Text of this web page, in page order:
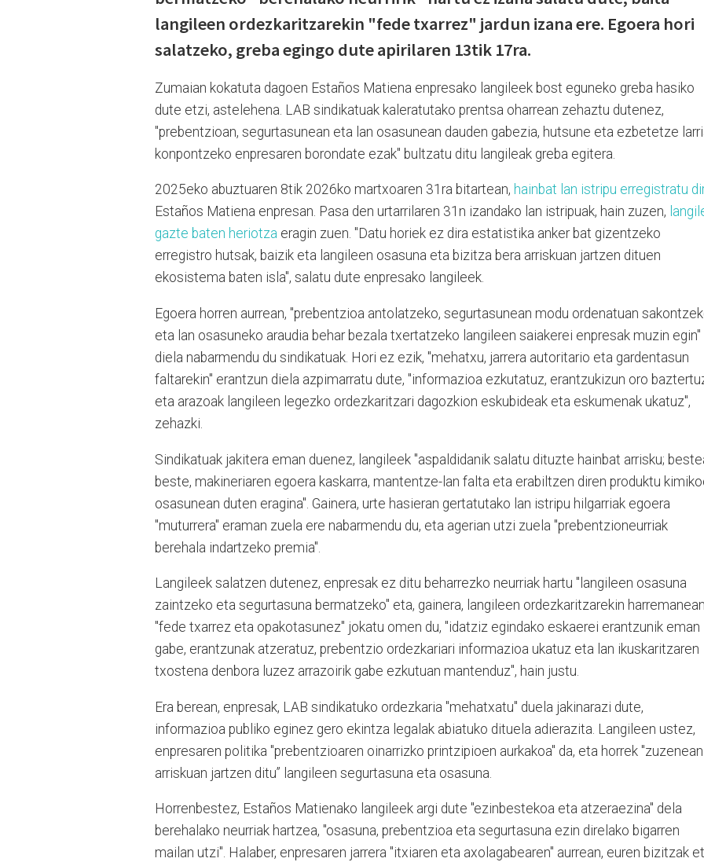
langileen ordezkaritzarekin "fede txarrez" jardun izana ere. Egoera hori
salatzeko, greba egingo dute apirilaren 13tik 17ra.
Zumaian kokatuta dagoen Estaños Matiena enpresako langileek bost eguneko greba hasiko
dute etzi, astelehena. LAB sindikatuak kaleratutako prentsa oharrean zehaztu dutenez,
"prebentzioan, segurtasunean eta lan osasunean dauden gabezia, hutsune eta ezbetetze
konpontzeko enpresaren borondate ezak" bultzatu ditu langileak greba egitera.
2025eko abuztuaren 8tik 2026ko martxoaren 31ra bitartean, hainbat lan istripu erregistratu
Estaños Matiena enpresan. Pasa den urtarrilaren 31n izandako lan istripuak, hain zuzen,
gazte baten heriotza eragin zuen. "Datu horiek ez dira estatistika anker bat gizentzeko
erregistro hutsak, baizik eta langileen osasuna eta bizitza bera arriskuan jartzen dituen
ekosistema baten isla", salatu dute enpresako langileek.
Egoera horren aurrean, "prebentzioa antolatzeko, segurtasunean modu ordenatuan
eta lan osasuneko araudia behar bezala txertatzeko langileen saiakerei enpresak muzin egin"
diela nabarmendu du sindikatuak. Hori ez ezik, "mehatxu, jarrera autoritario eta gardentasun
faltarekin" erantzun diela azpimarratu dute, "informazioa ezkutatuz, erantzukizun oro
eta arazoak langileen legezko ordezkaritzari dagozkion eskubideak eta eskumenak ukatuz",
zehazki.
Sindikatuak jakitera eman duenez, langileek "aspaldidanik salatu dituzte hainbat arrisku;
beste, makineriaren egoera kaskarra, mantentze-lan falta eta erabiltzen diren produktu
osasunean duten eragina". Gainera, urte hasieran gertatutako lan istripu hilgarriak egoera
"muturrera" eraman zuela ere nabarmendu du, eta agerian utzi zuela "prebentzioneurriak
berehala indartzeko premia".
Langileek salatzen dutenez, enpresak ez ditu beharrezko neurriak hartu "langileen osasuna
zaintzeko eta segurtasuna bermatzeko" eta, gainera, langileen ordezkaritzarekin harremanean
"fede txarrez eta opakotasunez" jokatu omen du, "idatziz egindako eskaerei erantzunik eman
gabe, erantzunak atzeratuz, prebentzio ordezkariari informazioa ukatuz eta lan ikuskaritzaren
txostena denbora luzez arrazoirik gabe ezkutuan mantenduz", hain justu.
Era berean, enpresak, LAB sindikatuko ordezkaria "mehatxatu" duela jakinarazi dute,
informazioa publiko eginez gero ekintza legalak abiatuko dituela adierazita. Langileen ustez,
enpresaren politika "prebentzioaren oinarrizko printzipioen aurkakoa" da, eta horrek "zuzenean
arriskuan jartzen ditu” langileen segurtasuna eta osasuna.
Horrenbestez, Estaños Matienako langileek argi dute "ezinbestekoa eta atzeraezina" dela
berehalako neurriak hartzea, "osasuna, prebentzioa eta segurtasuna ezin direlako bigarren
mailan utzi". Halaber, enpresaren jarrera "itxiaren eta axolagabearen" aurrean, euren bizitzak